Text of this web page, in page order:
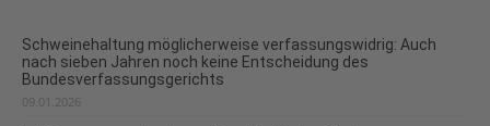
Schweinehaltung möglicherweise verfassungswidrig: Auch
nach sieben Jahren noch keine Entscheidung des
Bundesverfassungsgerichts
09.01.2026